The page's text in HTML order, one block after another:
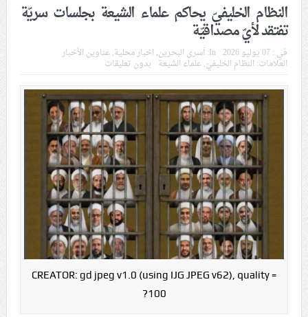
اعتداءات المستوطنين تتوسّع في الضفّة لتهجير
الفلسطينيّين والاستيلاء على أراضيهم
أعداد الضحايا
اللقاء الدوريّ لقوى المعارضة يناقش «موسم عاشوراء» في
البحرين
الفقيه القائد قاسم يرثي الإمام الشهيد الخامنئي «قدّه» تزامنًا
مع مراسم توديعه
بعد وداعه جثمان الشهيد الخامنئي.. ائتلاف 14 فبراير يؤكّد
مشاركة شعب البحرين في تشييعه
النظام الخليفيّ يحاكم علماء الشيعة بجلسات سريّة
تفتقد لأيّ مصداقيّة
في :07 يوليو 2026 In: أسرى البحرين, اخبار محلية,عناوين الأخبار
العلامات: النظام الخليفيّ,علماء الشيعة بدون تعليقات
CREATOR: gd jpeg v1.0 (using IJG JPEG v62), quality =
100?